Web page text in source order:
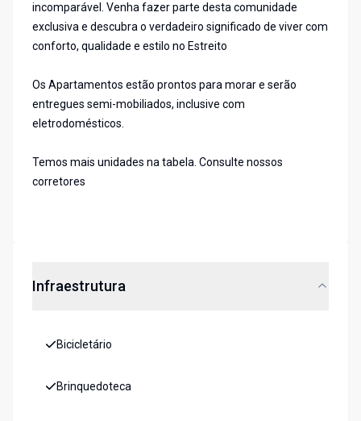
incomparável. Venha fazer parte desta comunidade
exclusiva e descubra o verdadeiro significado de viver com
conforto, qualidade e estilo no Estreito
Os Apartamentos estão prontos para morar e serão
entregues semi-mobiliados, inclusive com
eletrodomésticos.
Temos mais unidades na tabela. Consulte nossos
corretores
Infraestrutura
Bicicletário
Brinquedoteca